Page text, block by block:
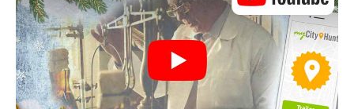
Der Weihnachtsmarkt von Maisach als
Zwischenstopp
Stellen Sie ein kompetentes Team aus Freunden oder
Familienmitgliedern zusammen und begeben Sie sich
gemeinsam auf eine weihnachtliche Rätseltour durch